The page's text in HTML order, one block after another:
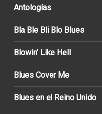
Antologías
Bla Ble Bli Blo Blues
Blowin’ Like Hell
Blues Cover Me
Blues en el Reino Unido